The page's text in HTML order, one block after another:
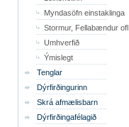
Myndasöfn einstaklinga
Stormur, Fellabændur ofl.
Umhverfið
Ýmislegt
Tenglar
Dýrfirðingurinn
Skrá afmælisbarn
Dýrfirðingafélagið